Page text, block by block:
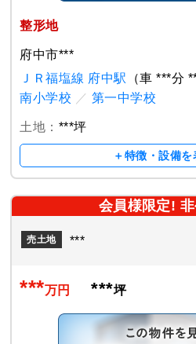
整形地
府中市***
ＪＲ福塩線 府中駅
（車 ***分
南小学校 ／ 第一中学校
土地： ***坪
＋特徴・設備を
会員様限定!
売土地 ***
***万円 ***坪